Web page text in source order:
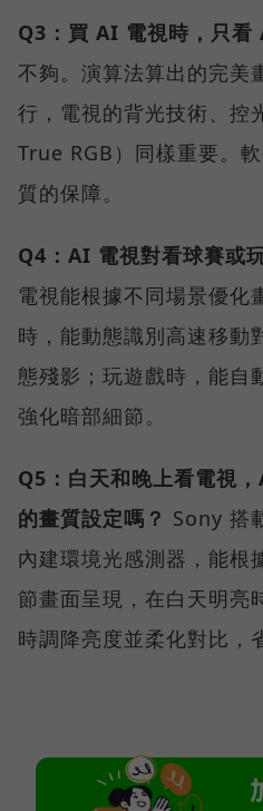
Q3：買 AI 電視時，只看
不夠。演算法算出的完美
行，電視的背光技術、控
True RGB）同樣重要。
質的保障。
Q4：AI 電視對看球賽或
電視能根據不同場景優化
時，能動態識別高速移動
態殘影；玩遊戲時，能自
強化暗部細節。
Q5：白天和晚上看電視
的畫質設定嗎？ Sony 搭
內建環境光感測器，能根
節畫面呈現，在白天明亮
時調降亮度並柔化對比，